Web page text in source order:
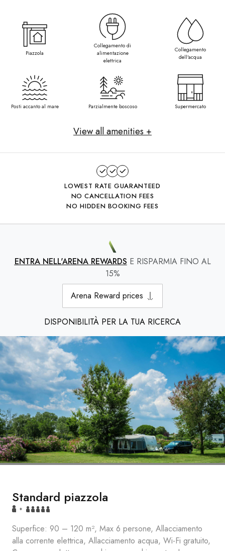
Piazzola
Collegamento di
alimentazione
elettrica
Collegamento
dell'acqua
Posti accanto al mare Parzialmente boscoso Supermercato
View all amenities +
LOWEST RATE GUARANTEED
NO CANCELLATION FEES
NO HIDDEN BOOKING FEES
ENTRA NELL'ARENA REWARDS E RISPARMIA FINO AL
15%
Arena Reward prices
DISPONIBILITÀ PER LA TUA RICERCA
Standard piazzola
+
Superfice: 90 – 120 m², Max 6 persone, Allacciamento
alla corrente elettrica, Allacciamento acqua, Wi-Fi gratuito,